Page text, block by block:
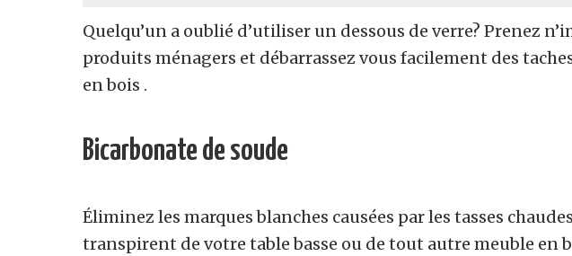
Quelqu’un a oublié d’utiliser un dessous de verre? Prenez
produits ménagers et débarrassez vous facilement des
en bois .
Bicarbonate de soude
Éliminez les marques blanches causées par les tasses
transpirent de votre table basse ou de tout autre meuble en